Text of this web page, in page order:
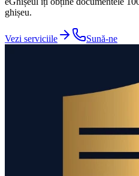
ghișeu.
Vezi serviciile Sună-ne